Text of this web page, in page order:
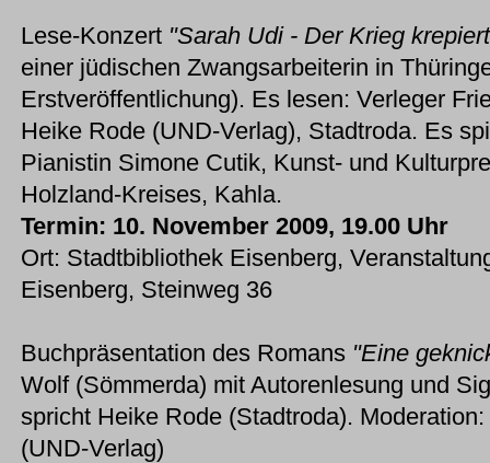
Lese-Konzert "Sarah Udi - Der Krieg
einer jüdischen Zwangsarbeiterin in
Erstveröffentlichung). Es lesen: Verleger
Heike Rode (UND-Verlag), Stadtroda. Es
Pianistin Simone Cutik, Kunst- und
Holzland-Kreises, Kahla.
Termin: 10. November 2009, 19.00 Uhr
Ort: Stadtbibliothek Eisenberg,
Eisenberg, Steinweg 36
Buchpräsentation des Romans "Eine
Wolf (Sömmerda) mit Autorenlesung und
spricht Heike Rode (Stadtroda).
(UND-Verlag)